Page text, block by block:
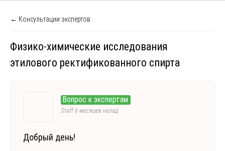
← Консультации экспертов
Физико-химические исследования
этилового ректификованного спирта
Вопрос к экспертам
Staff6 месяцев назад
Добрый день!